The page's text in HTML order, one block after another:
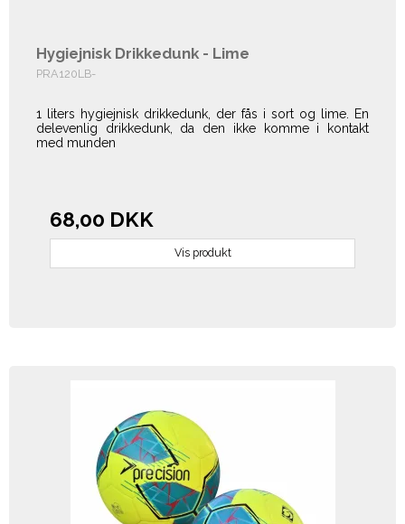
Hygiejnisk Drikkedunk - Lime
PRA120LB-
1 liters hygiejnisk drikkedunk, der fås i sort og lime. En
delevenlig drikkedunk, da den ikke komme i kontakt
med munden
68,00 DKK
Vis produkt